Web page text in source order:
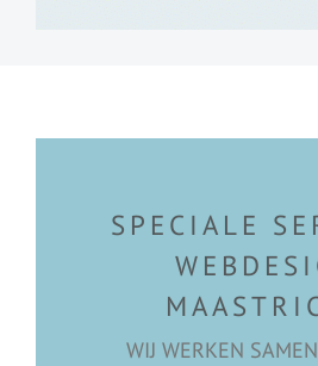
SPECIALE
WIJ WERKEN